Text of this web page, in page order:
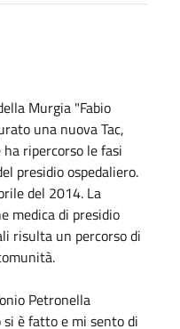
Murgia "Fabio
una nuova Tac,
ripercorso le fasi
presidio ospedaliero.
del 2014. La
medica di presidio
risulta un percorso di
Petronella
è fatto e mi sento di